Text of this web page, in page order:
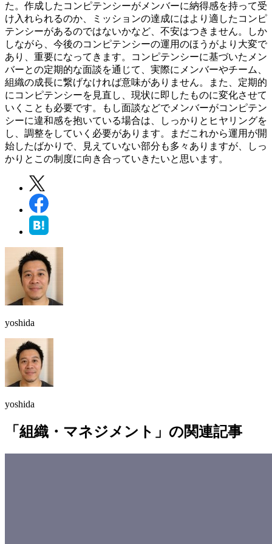
た。作成したコンピテンシーがメンバーに納得感を持って受
け入れられるのか、ミッションの達成にはより適したコンピ
テンシーがあるのではないかなど、不安はつきません。しか
しながら、今後のコンピテンシーの運用のほうがより大変で
あり、重要になってきます。コンピテンシーに基づいたメン
バーとの定期的な面談を通じて、実際にメンバーやチーム、
組織の成長に繋げなければ意味がありません。また、定期的
にコンピテンシーを見直し、現状に即したものに変化させて
いくことも必要です。もし面談などでメンバーがコンピテン
シーに違和感を抱いている場合は、しっかりとヒヤリングを
し、調整をしていく必要があります。まだこれから運用が開
始したばかりで、見えていない部分も多々ありますが、しっ
かりとこの制度に向き合っていきたいと思います。
yoshida
yoshida
「組織・マネジメント」の関連記事